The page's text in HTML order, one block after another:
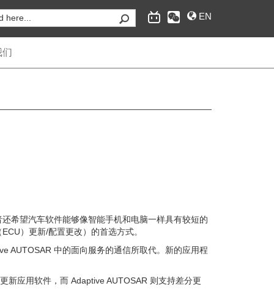
EN
们
希望汽车软件能够像智能手机和电脑一样具有较短的
）更新/配置更改）的首选方式。
AUTOSAR 中的面向服务的通信所取代。新的应用程
新应用软件，而 Adaptive AUTOSAR 则支持差分更